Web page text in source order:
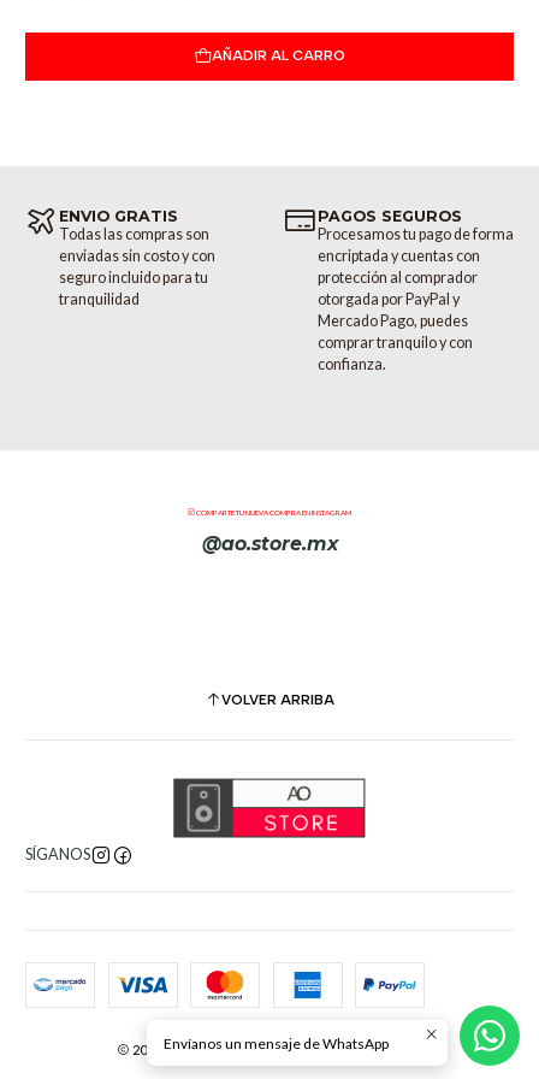
Interruptor de entrada / salida EQAÑADIR AL CARRO
ENVIO GRATIS
Todas las compras son
enviadas sin costo y con
seguro incluido para tu
tranquilidad
PAGOS SEGUROS
Procesamos tu pago de forma
encriptada y cuentas con
protección al comprador
otorgada por PayPal y
Mercado Pago, puedes
comprar tranquilo y con
confianza.
COMPARTE TU NUEVA COMPRA EN INSTAGRAM
@ao.store.mx
VOLVER ARRIBA
SÍGANOS
2026 AO Store. Todos los derechos reservados
Envíanos un mensaje de WhatsApp